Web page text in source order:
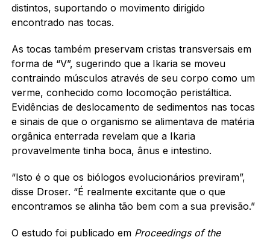
distintos, suportando o movimento dirigido
encontrado nas tocas.
As tocas também preservam cristas transversais em
forma de “V”, sugerindo que a Ikaria se moveu
contraindo músculos através de seu corpo como um
verme, conhecido como locomoção peristáltica.
Evidências de deslocamento de sedimentos nas tocas
e sinais de que o organismo se alimentava de matéria
orgânica enterrada revelam que a Ikaria
provavelmente tinha boca, ânus e intestino.
“Isto é o que os biólogos evolucionários previram”,
disse Droser. “É realmente excitante que o que
encontramos se alinha tão bem com a sua previsão.”
O estudo foi publicado em Proceedings of the